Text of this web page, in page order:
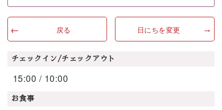
戻る 日にちを変更
チェックイン/チェックアウト
15:00 / 10:00
お食事